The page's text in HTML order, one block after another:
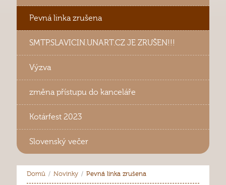
Pevná linka zrušena
SMTP.SLAVICIN.UNART.CZ JE ZRUŠEN!!!
Výzva
změna přístupu do kanceláře
Kotárfest 2023
Slovenský večer
Domů Novinky Pevná linka zrušena